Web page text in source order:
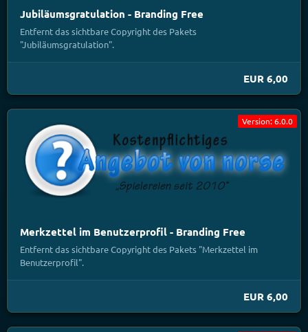
Jubiläumsgratulation - Branding Free
Entfernt das sichtbare Copyright des Pakets
"Jubiläumsgratulation".
EUR 6,00
Version: 6.0.0
Merkzettel im Benutzerprofil - Branding Free
Entfernt das sichtbare Copyright des Pakets "Merkzettel im
Benutzerprofil".
EUR 6,00